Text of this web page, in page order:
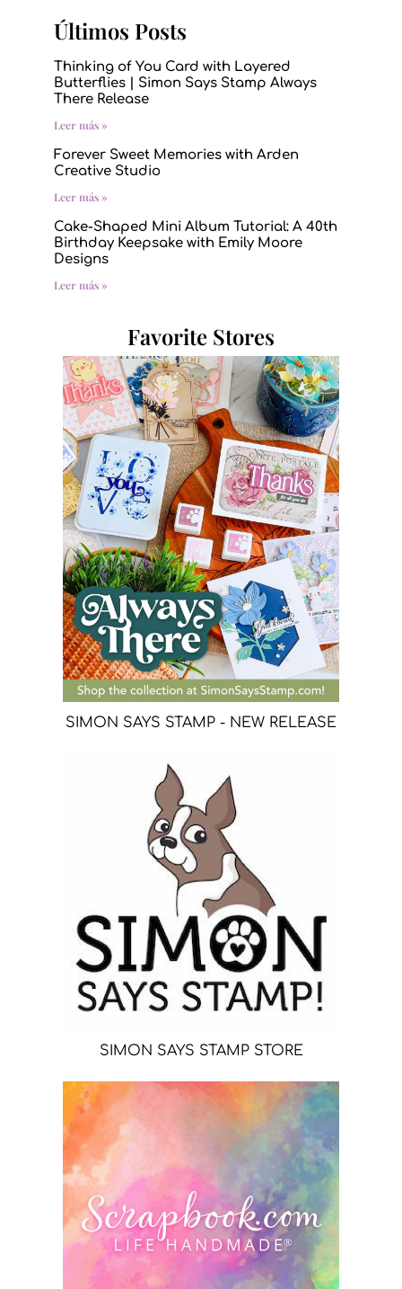
Últimos Posts
Thinking of You Card with Layered
Butterflies | Simon Says Stamp Always
There Release
Leer más »
Forever Sweet Memories with Arden
Creative Studio
Leer más »
Cake-Shaped Mini Album Tutorial: A 40th
Birthday Keepsake with Emily Moore
Designs
Leer más »
Favorite Stores
SIMON SAYS STAMP - NEW RELEASE
SIMON SAYS STAMP STORE